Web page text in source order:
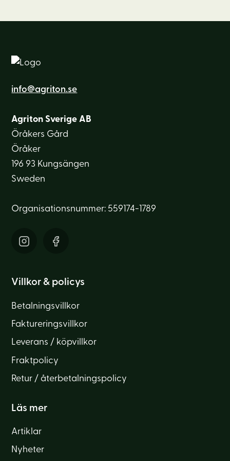
info@agriton.se
Agriton Sverige AB
Öråkers Gård
Öråker
196 93 Kungsängen
Sweden
Organisationsnummer: 559174-1789
Villkor & policys
Betalningsvillkor
Faktureringsvillkor
Leverans / köpvillkor
Fraktpolicy
Retur / återbetalningspolicy
Läs mer
Artiklar
Nyheter